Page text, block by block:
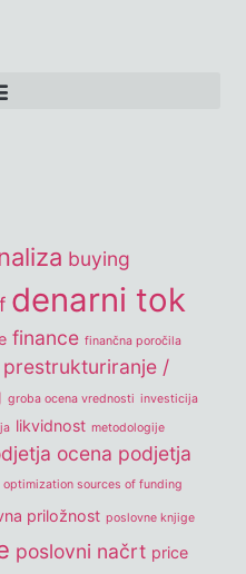
buying
denarni tok
finance finančna poročila
prestrukturiranje /
groba ocena vrednosti investicija
likvidnost metodologije
ocena podjetja
optimization sources of funding
priložnost poslovne knjige
poslovni načrt price